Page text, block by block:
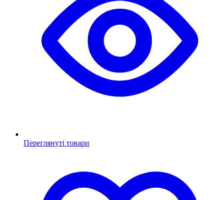
Переглянуті товари